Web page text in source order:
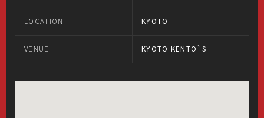
LOCATION KYOTO
VENUE KYOTO KENTO`S